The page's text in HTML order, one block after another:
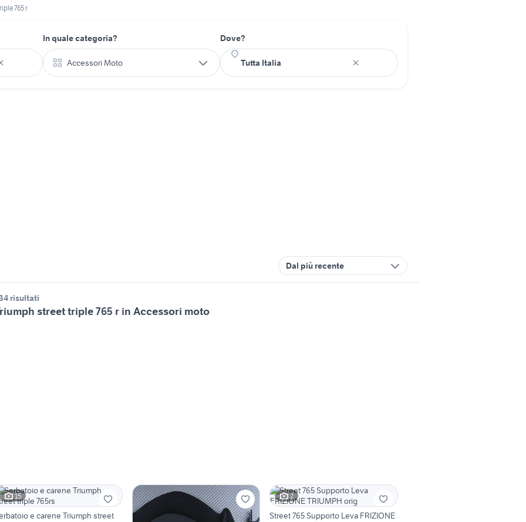
765 r
In quale categoria?
Accessori Moto
Dove?
Dal più recente
risultati
street triple 765 r in Accessori moto
15
e carene Triumph street
2
Street 765 Supporto Leva FRIZIONE